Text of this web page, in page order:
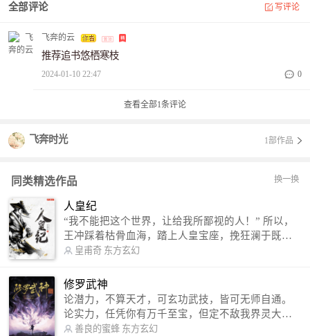
全部评论 写评论
飞奔的云
推荐追书悠栖寒枝
2024-01-10 22:47 0
查看全部1条评论
飞奔时光 1部作品
同类精选作品 换一换
人皇纪
“我不能把这个世界，让给我所鄙视的人！” 所以，
王冲踩着枯骨血海，踏上人皇宝座，挽狂澜于既
倒，扶大厦之将倾，成就了一段无上的传说！ 微信
微博：皇甫奇（地址：http://weibo.com/u/25284575
87） QQ交流群：320238210【普通群】 574501330
【VIP订阅群】 欢迎大家关注。
皇甫奇 东方玄幻
修罗武神
论潜力，不算天才，可玄功武技，皆可无师自通。
论实力，任凭你有万千至宝，但定不敌我界灵大
军。 我是谁？天下众生视我为修罗，却不知，我以善良的蜜蜂 东方玄幻